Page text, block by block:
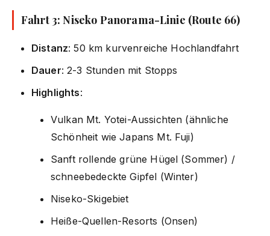
Fahrt 3: Niseko Panorama-Linie (Route 66)
Distanz: 50 km kurvenreiche Hochlandfahrt
Dauer: 2-3 Stunden mit Stopps
Highlights:
Vulkan Mt. Yotei-Aussichten (ähnliche
Schönheit wie Japans Mt. Fuji)
Sanft rollende grüne Hügel (Sommer) /
schneebedeckte Gipfel (Winter)
Niseko-Skigebiet
Heiße-Quellen-Resorts (Onsen)